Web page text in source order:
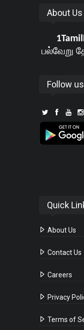
About Us
பல்வேறு
Follow us
Quick
About Us
Contact Us
Careers
Privacy
Terms of